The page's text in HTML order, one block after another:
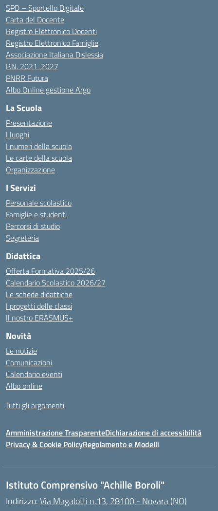
SPD – Sportello Digitale
Carta del Docente
Registro Elettronico Docenti
Registro Elettronico Famiglie
Associazione Italiana Dislessia
P.N. 2021-2027
PNRR Futura
Albo Online gestione Argo
La Scuola
Presentazione
I luoghi
I numeri della scuola
Le carte della scuola
Organizzazione
I Servizi
Personale scolastico
Famiglie e studenti
Percorsi di studio
Segreteria
Didattica
Offerta Formativa 2025/26
Calendario Scolastico 2026/27
Le schede didattiche
I progetti delle classi
Il nostro ERASMUS+
Novità
Le notizie
Comunicazioni
Calendario eventi
Albo online
Tutti gli argomenti
Amministrazione TrasparenteDichiarazione di accessibilità
Privacy & Cookie PolicyRegolamento e Modelli
Istituto Comprensivo "Achille Boroli"
Indirizzo:Via Magalotti n.13, 28100 - Novara (NO)